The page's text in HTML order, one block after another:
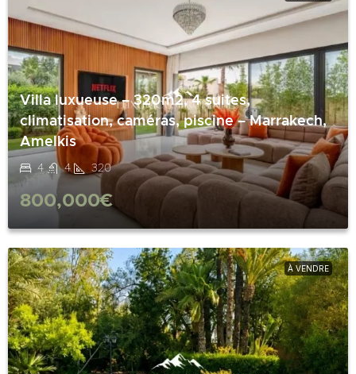
Villa luxueuse – 320m2, 4 suites,
climatisation, caméras, piscine – Marrakech,
Amelkis
4 4 320
800,000€
À VENDRE